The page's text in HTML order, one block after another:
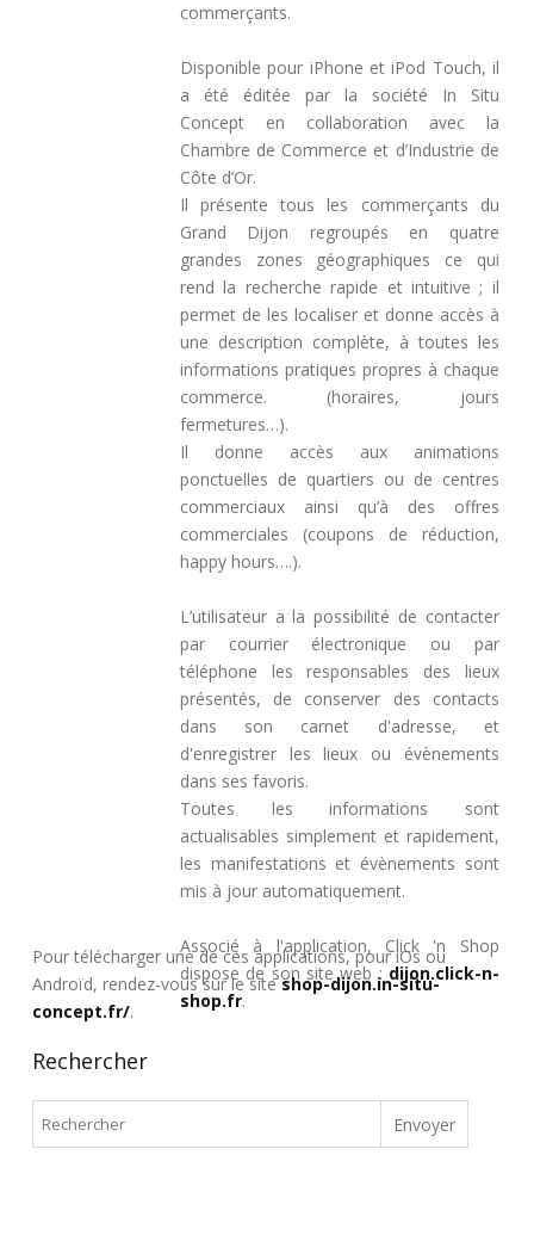
commerçants.
Disponible pour iPhone et iPod Touch, il
a été éditée par la société In Situ
Concept en collaboration avec la
Chambre de Commerce et d’Industrie de
Côte d’Or.
Il présente tous les commerçants du
Grand Dijon regroupés en quatre
grandes zones géographiques ce qui
rend la recherche rapide et intuitive ; il
permet de les localiser et donne accès à
une description complète, à toutes les
informations pratiques propres à chaque
commerce. (horaires, jours
fermetures…).
Il donne accès aux animations
ponctuelles de quartiers ou de centres
commerciaux ainsi qu’à des offres
commerciales (coupons de réduction,
happy hours….).
L’utilisateur a la possibilité de contacter
par courrier électronique ou par
téléphone les responsables des lieux
présentés, de conserver des contacts
dans son carnet d'adresse, et
d'enregistrer les lieux ou évènements
dans ses favoris.
Toutes les informations sont
actualisables simplement et rapidement,
les manifestations et évènements sont
mis à jour automatiquement.
Associé à l'application, Click 'n Shop
dispose de son site web : dijon.click-n-
shop.fr.
Pour télécharger une de ces applications, pour iOs ou
Androïd, rendez-vous sur le siteshop-dijon.in-situ-
concept.fr/.
Rechercher